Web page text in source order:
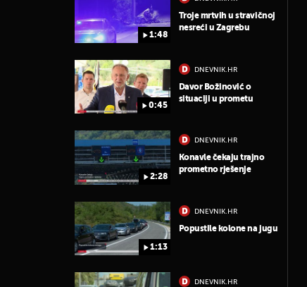
1:48
Troje mrtvih u stravičnoj
nesreći u Zagrebu
0:45
DNEVNIK.HR
Davor Božinović o
situaciji u prometu
2:28
DNEVNIK.HR
Konavle čekaju trajno
prometno rješenje
1:13
DNEVNIK.HR
Popustile kolone na jugu
DNEVNIK.HR